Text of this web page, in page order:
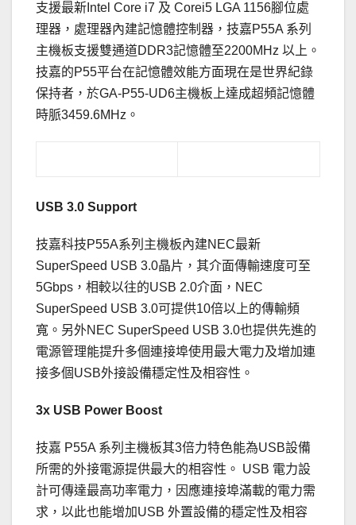
支援最新Intel Core i7 及 Corei5 LGA 1156腳位處
理器，處理器內建記憶體控制器，技嘉P55A 系列
主機板支援雙通道DDR3記憶體至2200MHz 以上。
技嘉的P55平台在記憶體效能方面現在是世界紀錄
保持者，於GA-P55-UD6主機板上達成超頻記憶體
時脈3459.6MHz。
USB 3.0 Support
技嘉科技P55A系列主機板內建NEC最新
SuperSpeed USB 3.0晶片，其介面傳輸速度可至
5Gbps，相較以往的USB 2.0介面，NEC
SuperSpeed USB 3.0可提供10倍以上的傳輸頻
寬。另外NEC SuperSpeed USB 3.0也提供先進的
電源管理能提升多個連接埠使用最大電力及增加連
接多個USB外接設備穩定性及相容性。
3x USB Power Boost
技嘉 P55A 系列主機板其3倍力特色能為USB設備
所需的外接電源提供最大的相容性。 USB 電力設
計可傳達最高功率電力，因應連接埠滿載的電力需
求，以此也能增加USB 外置設備的穩定性及相容